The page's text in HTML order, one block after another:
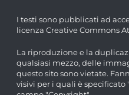
I testi sono pubblicati ad
licenza Creative Commons
La riproduzione e la
qualsiasi mezzo, delle
questo sito sono vietate.
visivi per i quali è